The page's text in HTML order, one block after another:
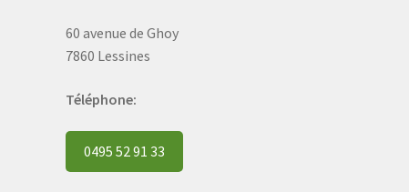
60 avenue de Ghoy
7860 Lessines
Téléphone:
0495 52 91 33